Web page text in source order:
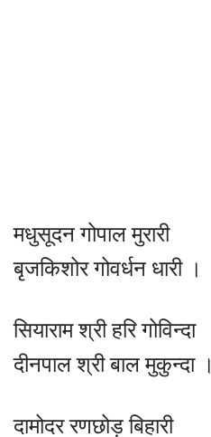
मधुसूदन गोपाल मुरारी
बृजकिशोर गोवर्धन धारी ।
सियाराम श्री हरि गोविन्दा
दीनपाल श्री बाल मुकुन्दा ।
दामोदर रणछोड़ बिहारी